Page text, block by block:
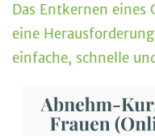
Das Entkernen eines
eine
einfache, schnelle